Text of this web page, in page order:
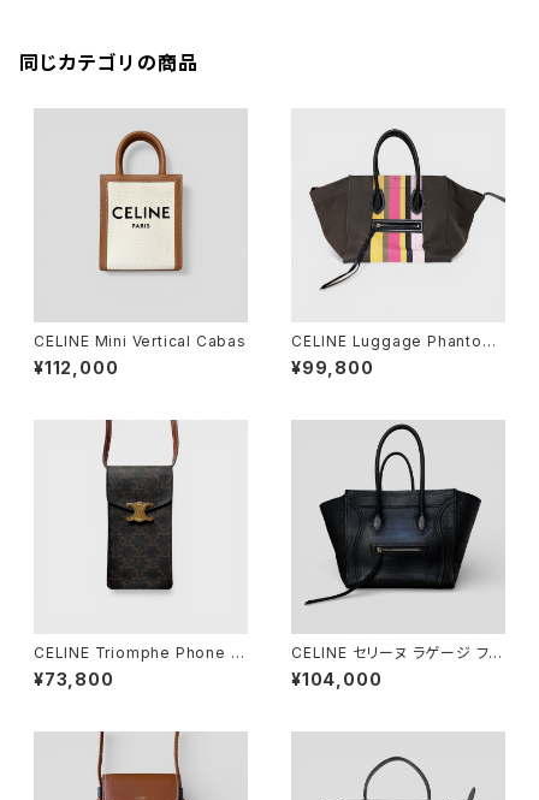
同じカテゴリの商品
CELINE Mini Vertical Cabas
¥112,000
CELINE Luggage Phantom
Multicolor
¥99,800
CELINE Triomphe Phone P
ouch Triomphe Canvas
¥73,800
CELINE セリーヌ ラゲージ ファ
ントム クロコダイル エンボスド
カーフスキン ブラック 169953
¥104,000